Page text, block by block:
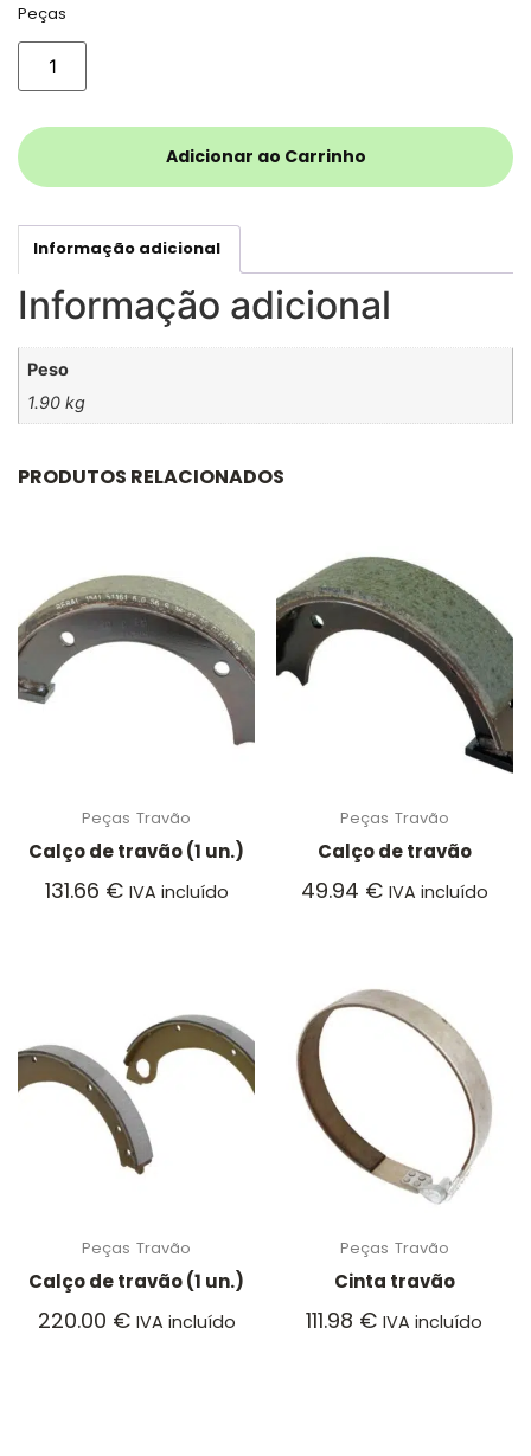
Peças
Adicionar ao Carrinho
Informação adicional
Informação adicional
Peso
1.90 kg
PRODUTOS RELACIONADOS
Peças Travão
Calço de travão (1 un.)
131.66 € IVA incluído
Peças Travão
Calço de travão
49.94 € IVA incluído
Peças Travão
Calço de travão (1 un.)
220.00 € IVA incluído
Peças Travão
Cinta travão
111.98 € IVA incluído